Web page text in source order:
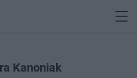
Kanoniak